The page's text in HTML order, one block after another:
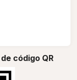
código QR